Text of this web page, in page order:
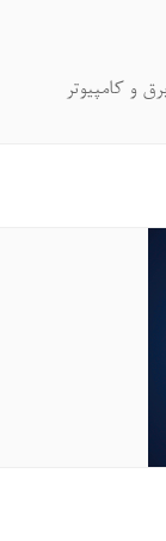
و کامپیوتر